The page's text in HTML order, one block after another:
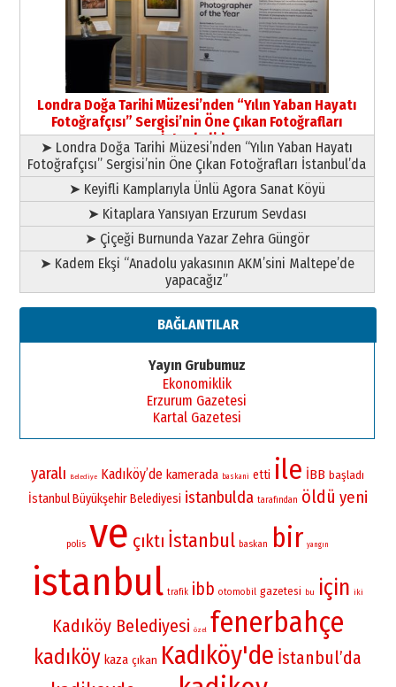
HAVVA’NIN ÜÇ KIZI
09 Temmuz 2026 Perşembe
Yusuf POLAT
Şampiyonluk Sebahattin Şirin’e
yazar
11 Mayıs 2026 Pazartesi
Londra Doğa Tarihi Müzesi’nden “Yılın Yaban Hayatı
Fotoğrafçısı” Sergisi’nin Öne Çıkan Fotoğrafları
İstanbul’da
➤ Londra Doğa Tarihi Müzesi’nden “Yılın Yaban Hayatı
Fotoğrafçısı” Sergisi’nin Öne Çıkan Fotoğrafları İstanbul’da
➤ Keyifli Kamplarıyla Ünlü Agora Sanat Köyü
➤ Kitaplara Yansıyan Erzurum Sevdası
➤ Çiçeği Burnunda Yazar Zehra Güngör
➤ Kadem Ekşi “Anadolu yakasının AKM’sini Maltepe’de
yapacağız”
BAĞLANTILAR
Yayın Grubumuz
Ekonomiklik
Erzurum Gazetesi
Kartal Gazetesi
yaralı Belediye Kadıköy’de kamerada baskani etti ile İBB başladı
İstanbul Büyükşehir Belediyesi istanbulda tarafından öldü yeni
polis ve çıktı İstanbul baskan bir yangın
istanbul trafik ibb otomobil gazetesi bu için iki
Kadıköy Belediyesi özel fenerbahçe
kadıköy kaza çıkan Kadıköy'de İstanbul’da